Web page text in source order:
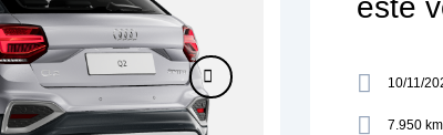
este
10/11/
7.950 km